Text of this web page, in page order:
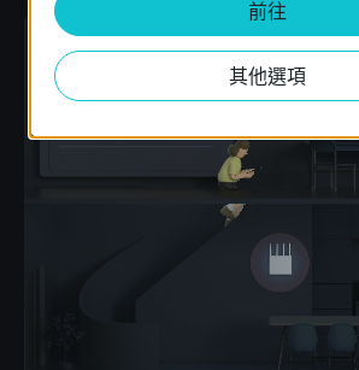
前往
其他選項